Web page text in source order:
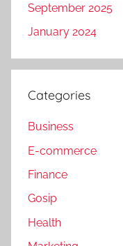
September 2025
January 2024
Categories
Business
E-commerce
Finance
Gosip
Health